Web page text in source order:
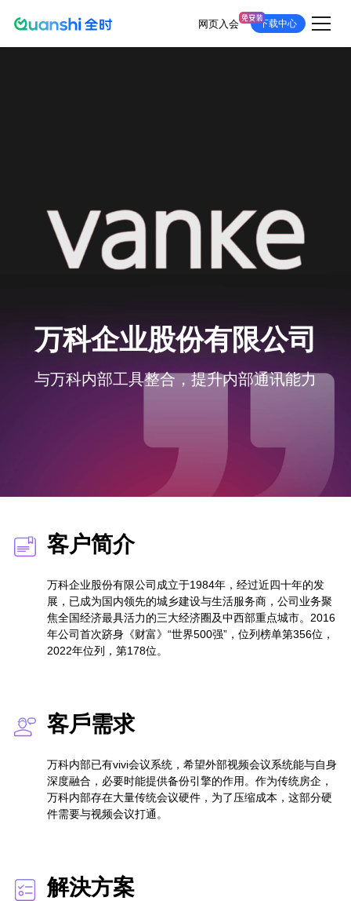
网页入会 下载中心
万科企业股份有限公司
与万科内部工具整合，提升内部通讯能力
客户简介
万科企业股份有限公司成立于1984年，经过近四十年的发
展，已成为国内领先的城乡建设与生活服务商，公司业务聚
焦全国经济最具活力的三大经济圈及中西部重点城市。2016
年公司首次跻身《财富》“世界500强”，位列榜单第356位，
2022年位列，第178位。
客戶需求
万科内部已有vivi会议系统，希望外部视频会议系统能与自身
深度融合，必要时能提供备份引擎的作用。作为传统房企，
万科内部存在大量传统会议硬件，为了压缩成本，这部分硬
件需要与视频会议打通。
解決方案